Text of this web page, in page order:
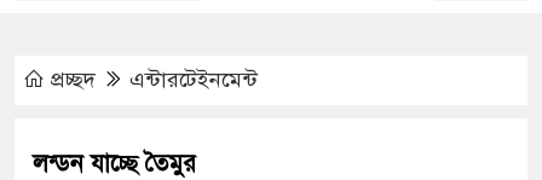
প্রচ্ছদ এন্টারটেইনমেন্ট
লন্ডন যাচ্ছে তৈমুর